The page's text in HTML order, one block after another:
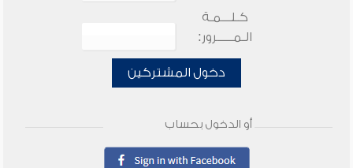
كـلـــمـة
الـمـــــرور:
دخول المشتركين
أو الدخول بحساب